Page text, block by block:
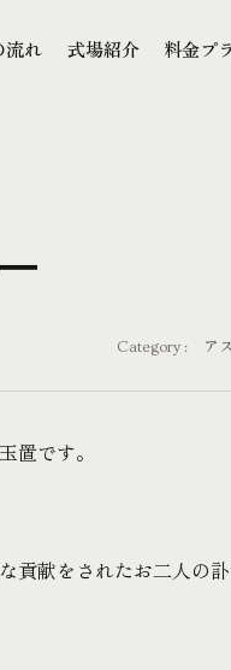
流れ
式場紹介
料金プ
━
Category : ア
置です。
貢献をされたお二人の訃